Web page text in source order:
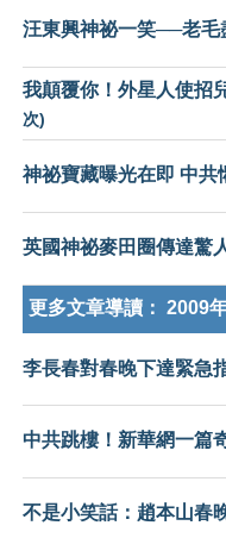
汪東興神祕一笑──老毛
我顛覆你！外星人使招
次)
神祕寶藏曝光在即 中共
英國神祕麥田圈傳達驚
更多文章導讀： 2009
李長春對春晚下達緊急
中共跳樓！新華網一篇
不是小笑話：趙本山春